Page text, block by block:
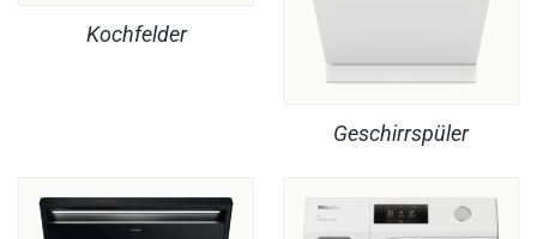
Kochfelder
Geschirrspüler